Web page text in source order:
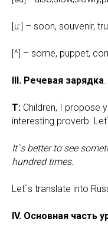
[u:] – soon, souvenir,
[^] – some, puppet,
III. Речевая зарядка
Т: Children, I propose
interesting proverb.
It`s better to see
hundred times.
Let`s translate into
IV. Основная часть